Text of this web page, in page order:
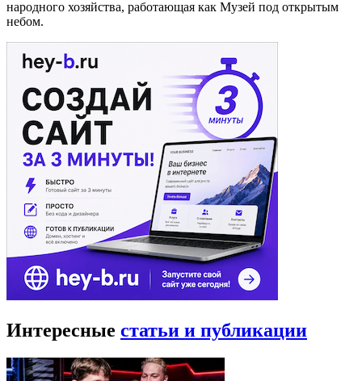
народного хозяйства, работающая как Музей под открытым
небом.
Интересные статьи и публикации